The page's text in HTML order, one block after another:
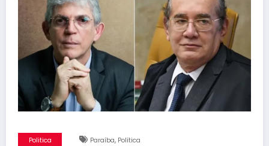
Politica Paraíba, Política